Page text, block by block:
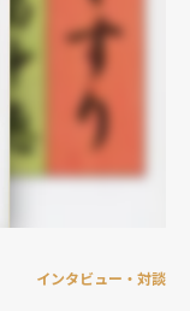
インタビュー・対談